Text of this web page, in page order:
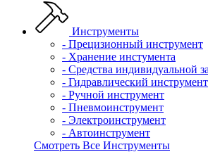
Инструменты
- Прецизионный инструмент
- Хранение инстумента
- Средства индивидуальной
- Гидравлический инструмент
- Ручной инструмент
- Пневмоинструмент
- Электроинструмент
- Автоинструмент
Смотреть Все Инструменты